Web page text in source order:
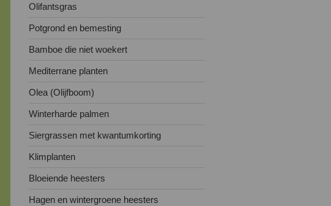
Olifantsgras
Potgrond en bemesting
Bamboe die niet woekert
Mediterrane planten
Olea (Olijfboom)
Winterharde palmen
Siergrassen met kwantumkorting
Klimplanten
Bloeiende heesters
Hagen en wintergroene heesters